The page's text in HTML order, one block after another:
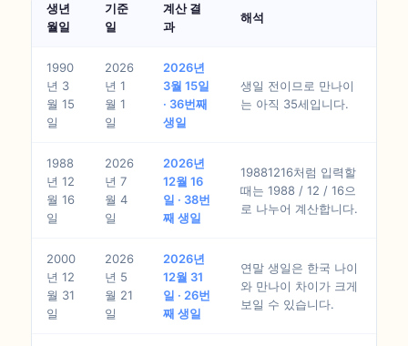
생년
월일
기준
일
계산 결
과
해석
1990
년 3
월 15
일
2026
년 1
월 1
일
2026년
3월 15일
· 36번째
생일
생일 전이므로 만나이
는 아직 35세입니다.
1988
년 12
월 16
일
2026
년 7
월 4
일
2026년
12월 16
일 · 38번
째 생일
19881216처럼 입력할
때는 1988 / 12 / 16으
로 나누어 계산합니다.
2000
년 12
월 31
일
2026
년 5
월 21
일
2026년
12월 31
일 · 26번
째 생일
연말 생일은 한국 나이
와 만나이 차이가 크게
보일 수 있습니다.